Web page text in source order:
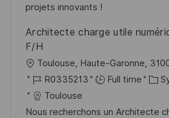
o
a
d
p
t
e
projets innovants !
Architecte charge utile
F/H
o
c
a
Toulouse, Haute-Garonne,
R
é
f
R0335213 Full time
C
t
Toulouse
Nous recherchons un Architecte